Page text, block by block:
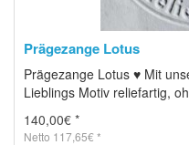
Prägezange Lotus
Prägezange Lotus ♥ Mit
Lieblings Motiv reliefartig,
140,00€ *
Netto 117,65€ *